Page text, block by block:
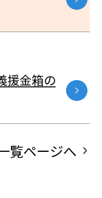
援金箱の
覧ページへ